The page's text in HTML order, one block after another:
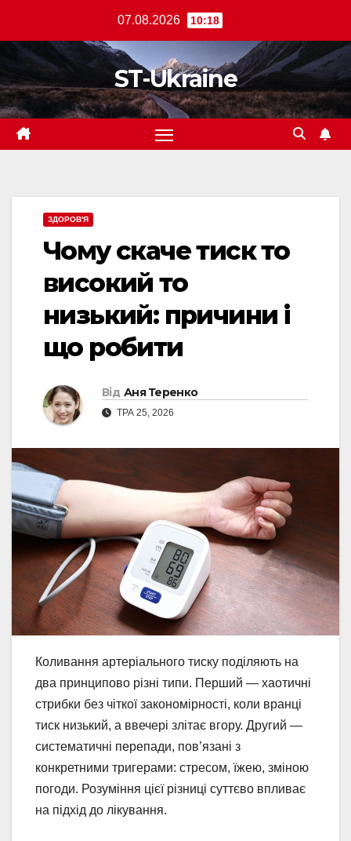
вмісту
07.08.2026 10:18
ST-Ukraine
ЗДОРОВ'Я
Чому скаче тиск то
високий то
низький: причини і
що робити
Від Аня Теренко
ТРА 25, 2026
Коливання артеріального тиску поділяють на
два принципово різні типи. Перший — хаотичні
стрибки без чіткої закономірності, коли вранці
тиск низький, а ввечері злітає вгору. Другий —
систематичні перепади, пов’язані з
конкретними тригерами: стресом, їжею, зміною
погоди. Розуміння цієї різниці суттєво впливає
на підхід до лікування.